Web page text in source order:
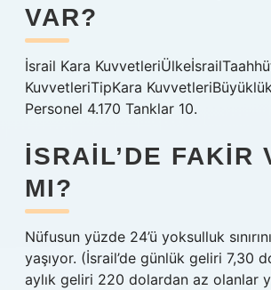
VAR?
İsrail Kara
KuvvetleriTipKara
Personel 4.170 Tanklar 10.
İSRAIL’DE FAKIR
MI?
Nüfusun yüzde 24’ü yoksulluk
yaşıyor. (İsrail’de günlük geliri 7,30
aylık geliri 220 dolardan az olanlar